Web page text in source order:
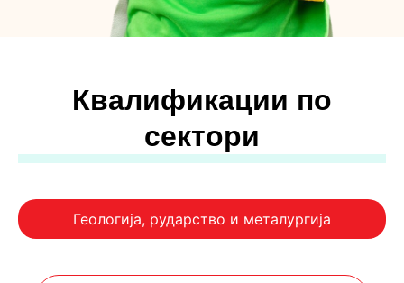
Квалификации по
сектори
Геологија, рударство и металургија